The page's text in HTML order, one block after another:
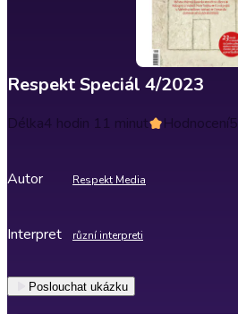
Respekt Speciál 4/2023
Délka4 hodin 11 minut Hodnocení5
Autor Respekt Media
Interpret různí interpreti
Poslouchat ukázku